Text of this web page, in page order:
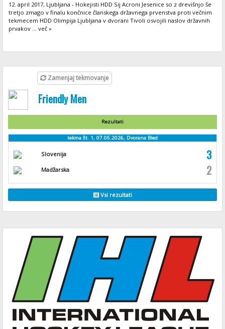
12. april 2017, Ljubljana - Hokejisti HDD Sij Acroni Jesenice so z drevišnjo še
tretjo zmago v finalu končnice članskega državnega prvenstva proti večnim
tekmecem HDD Olimpija Ljubljana v dvorani Tivoli osvojili naslov državnih
prvakov ... več »
Zamenjaj tekmovanje
Friendly Men
Rezultati
tekma št. 1, 07.05.2026, Dvorana Bled
Slovenija 3
Madžarska 2
Vsi rezultati